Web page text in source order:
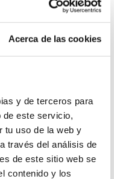
Acerca de las cookies
y de terceros para
este servicio,
tu uso de la web y
través del análisis de
de este sitio web se
contenido y los
DE